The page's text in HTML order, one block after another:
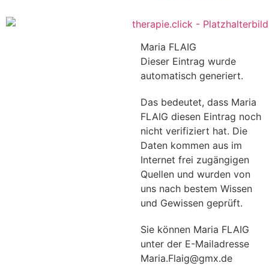
Maria FLAIG
Dieser Eintrag wurde
automatisch generiert.
Das bedeutet, dass Maria
FLAIG diesen Eintrag noch
nicht verifiziert hat. Die
Daten kommen aus im
Internet frei zugängigen
Quellen und wurden von
uns nach bestem Wissen
und Gewissen geprüft.
Sie können Maria FLAIG
unter der E-Mailadresse
Maria.Flaig@gmx.de